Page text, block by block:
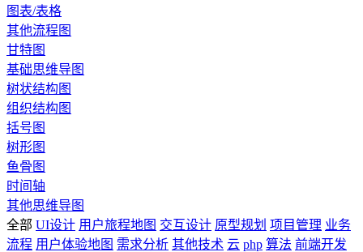
图表/表格
其他流程图
甘特图
基础思维导图
树状结构图
组织结构图
括号图
树形图
鱼骨图
时间轴
其他思维导图
全部 UI设计 用户旅程地图 交互设计 原型规划 项目管理 业务
流程 用户体验地图 需求分析 其他技术 云 php 算法 前端开发